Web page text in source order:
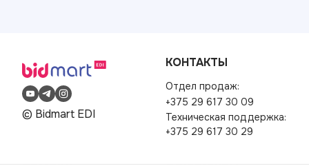
© Bidmart EDI
КОНТАКТЫ
Отдел продаж:
+375 29 617 30 09
Техническая поддержка:
+375 29 617 30 29